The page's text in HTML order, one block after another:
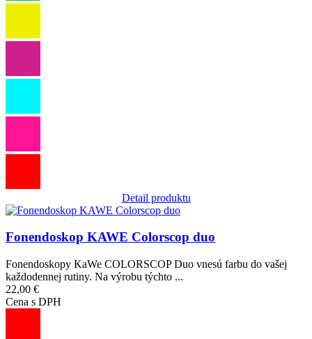
Detail produktu
Obrázok
Fonendoskop KAWE Colorscop duo
Fonendoskopy KaWe COLORSCOP Duo vnesú farbu do vašej
každodennej rutiny. Na výrobu týchto ...
22,00 €
Cena s DPH